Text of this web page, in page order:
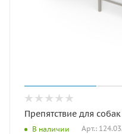
Препятствие для
В наличии Арт.: